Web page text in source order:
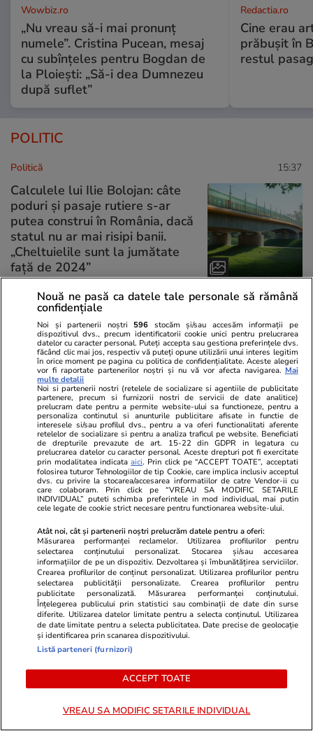
Wowbiz.ro
„Nu vreau să-i mai pronunț
numele”. Cristina Pucean, mesaj
cu subînțeles pentru Bogdan de
la Ploiești: „Să-i dea Dumnezeu
după suflet”
Redactia.ro
Cine erau
prăbușit în
restul
POLITIC
Politică 15:37
Calculele lui Ilie Bolojan: câte
poduri și pasaje rutiere s-ar
putea construi în România, dacă
statul nu ar mai risipi banii.
„Cheltuielile sunt la jumătate
faţă de 2024”
Politică
Nicușor Dan îi cheamă luni la
consultări pe liderii fostei
coaliții de guvernare, la
Cotroceni: „Nu fac un exercițiu
de imagine”
PARTENERI
ZiaruldeIasi.ro
Proiectul imobiliar pregătit lângă
Lidl Moara de Foc este scos la
asociat în piață cu un alt proiect
Isabel
un mare
Nouă ne pasă ca datele tale personale să rămână
confidențiale
Noi și partenerii noștri 596 stocăm și/sau accesăm informații pe
dispozitivul dvs., precum identificatorii cookie unici pentru prelucrarea
datelor cu caracter personal. Puteți accepta sau gestiona preferințele dvs.
făcând clic mai jos, respectiv vă puteți opune utilizării unui interes legitim
în orice moment pe pagina cu politica de confidențialitate. Aceste alegeri
vor fi raportate partenerilor noștri și nu vă vor afecta navigarea. Mai
multe detalii
Noi si partenerii nostri (retelele de socializare si agentiile de publicitate
partenere, precum si furnizorii nostri de servicii de date analitice)
prelucram date pentru a permite website-ului sa functioneze, pentru a
personaliza continutul si anunturile publicitare afisate in functie de
interesele si/sau profilul dvs., pentru a va oferi functionalitati aferente
retelelor de socializare si pentru a analiza traficul pe website. Beneficiati
de drepturile prevazute de art. 15-22 din GDPR in legatura cu
prelucrarea datelor cu caracter personal. Aceste drepturi pot fi exercitate
prin modalitatea indicataaici. Prin click pe “ACCEPT TOATE”, acceptati
folosirea tuturor Tehnologiilor de tip Cookie, care implica inclusiv acceptul
dvs. cu privire la stocarea/accesarea informatiilor de catre Vendor-ii cu
care colaboram. Prin click pe “VREAU SA MODIFIC SETARILE
INDIVIDUAL” puteti schimba preferintele in mod individual, mai putin
cele legate de cookie strict necesare pentru functionarea website-ului.
Atât noi, cât și partenerii noștri prelucrăm datele pentru a oferi:
Măsurarea performanței reclamelor. Utilizarea profilurilor pentru
selectarea conținutului personalizat. Stocarea și/sau accesarea
informațiilor de pe un dispozitiv. Dezvoltarea și îmbunătățirea serviciilor.
Crearea profilurilor de conținut personalizat. Utilizarea profilurilor pentru
selectarea publicității personalizate. Crearea profilurilor pentru
publicitate personalizată. Măsurarea performanței conținutului.
Înțelegerea publicului prin statistici sau combinații de date din surse
diferite. Utilizarea datelor limitate pentru a selecta conținutul. Utilizarea
de date limitate pentru a selecta publicitatea. Date precise de geolocație
și identificarea prin scanarea dispozitivului.
Listă parteneri (furnizori)
ACCEPT TOATE
VREAU SA MODIFIC SETARILE INDIVIDUAL